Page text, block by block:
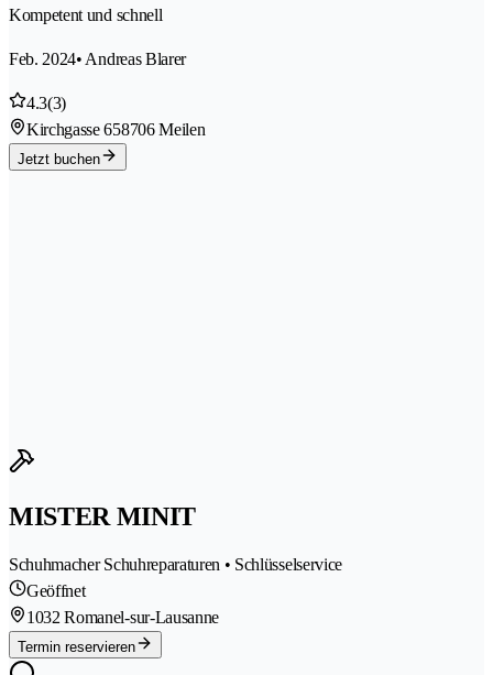
Kompetent und schnell
Feb. 2024• Andreas Blarer
4.3(3)
Kirchgasse 658706 Meilen
Jetzt buchen
MISTER MINIT
Schuhmacher Schuhreparaturen • Schlüsselservice
Geöffnet
1032 Romanel-sur-Lausanne
Termin reservieren